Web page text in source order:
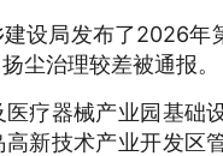
设局发布了2026
尘治理较差被通报。
疗器械产业园基础
新技术产业开发区